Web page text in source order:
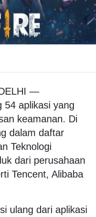
—
54 aplikasi yang
keamanan. Di
dalam daftar
Teknologi
dari perusahaan
Tencent, Alibaba
ulang dari aplikasi